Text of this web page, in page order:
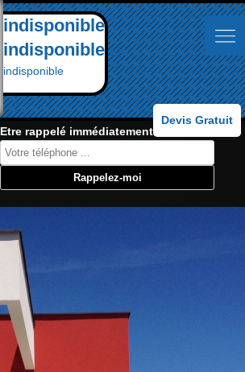
indisponible
indisponible
indisponible
Devis Gratuit
Etre rappelé immédiatement: